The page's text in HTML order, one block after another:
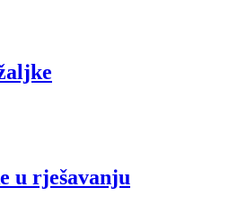
u rješavanju